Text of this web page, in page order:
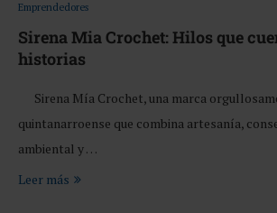
Emprendedores
Sirena Mia Crochet: Hilos que
historias
Sirena Mía Crochet, una marca
quintanarroense que combina artesanía,
ambiental y …
Leer más